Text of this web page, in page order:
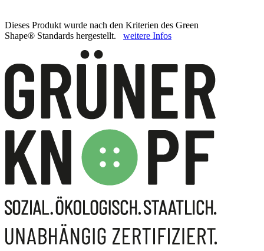
Dieses Produkt wurde nach den Kriterien des Green
Shape® Standards hergestellt. weitere Infos